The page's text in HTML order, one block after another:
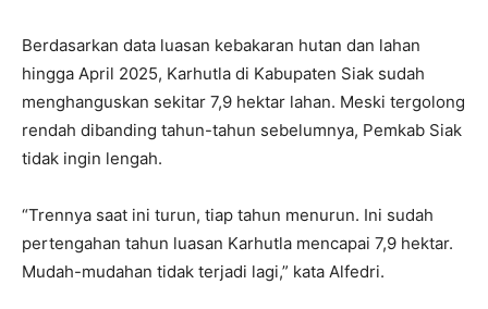
Berdasarkan data luasan kebakaran hutan dan lahan
hingga April 2025, Karhutla di Kabupaten Siak sudah
menghanguskan sekitar 7,9 hektar lahan. Meski tergolong
rendah dibanding tahun-tahun sebelumnya, Pemkab Siak
tidak ingin lengah.
“Trennya saat ini turun, tiap tahun menurun. Ini sudah
pertengahan tahun luasan Karhutla mencapai 7,9 hektar.
Mudah-mudahan tidak terjadi lagi,” kata Alfedri.